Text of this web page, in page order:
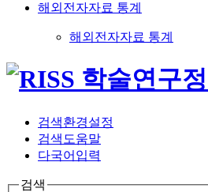
해외전자자료 통계
해외전자자료 통계
검색환경설정
검색도움말
다국어입력
검색